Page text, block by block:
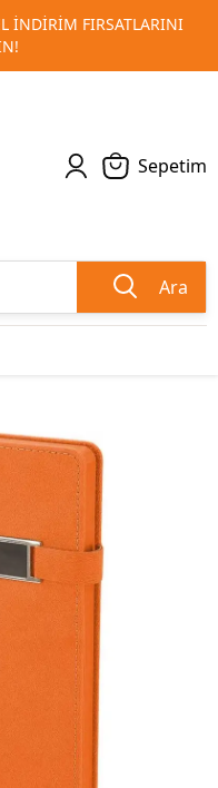
VE MATBAA
TESLIMAT!
Sepetim
Ara